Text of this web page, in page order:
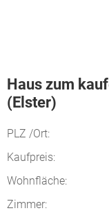
Haus zum
(Elster)
PLZ /Ort:
Kaufpreis:
Wohnfläche:
Zimmer: